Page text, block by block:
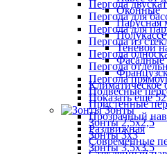
Оконные
Парусная
Теневой
Фасадные
Климатическое
Показать ещё 52
Зонты
Зонты 2,5х2,5
Зонты 3х3
Зонты 3,5х3,5
Пергола
Пергола для
Пергола для
Пергола из
Пергола
Пергола
Пергола
Подвесные
Пристенные
Прозрачный
Раздвижная
Современные